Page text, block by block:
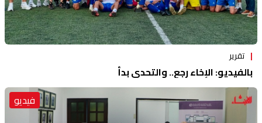
تقرير
بالفيديو: الإخاء رجع.. والتحدي بدأ
فيديو